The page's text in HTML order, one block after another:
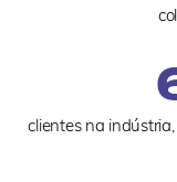
clientes na indústria,